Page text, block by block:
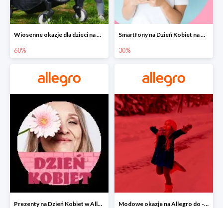
Wiosenne okazje dla dzieci na Allegro do -60%
60%
Smartfony na Dzień Kobiet na Allegro do -30%
30%
Prezenty na Dzień Kobiet w Allegro do -60% Modowe okazje na Allegro do -50%